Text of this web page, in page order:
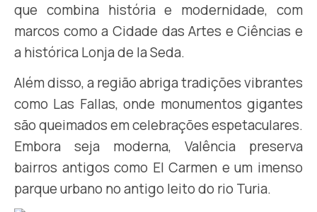
que combina história e modernidade, com
marcos como a Cidade das Artes e Ciências e
a histórica Lonja de la Seda.
Além disso, a região abriga tradições vibrantes
como Las Fallas, onde monumentos gigantes
são queimados em celebrações espetaculares.
Embora seja moderna, Valência preserva
bairros antigos como El Carmen e um imenso
parque urbano no antigo leito do rio Turia.